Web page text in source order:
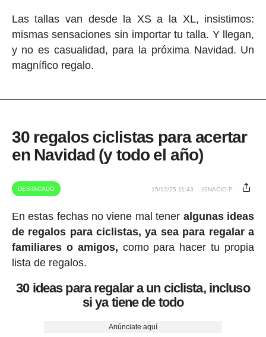
Las tallas van desde la XS a la XL, insistimos:
mismas sensaciones sin importar tu talla. Y llegan,
y no es casualidad, para la próxima Navidad. Un
magnífico regalo.
30 regalos ciclistas para acertar
en Navidad (y todo el año)
DESTACADO 15/12/25 11:43 IGNACIO P.
En estas fechas no viene mal tener algunas ideas
de regalos para ciclistas, ya sea para regalar a
familiares o amigos, como para hacer tu propia
lista de regalos.
30 ideas para regalar a un ciclista, incluso
si ya tiene de todo
Anúnciate aquí